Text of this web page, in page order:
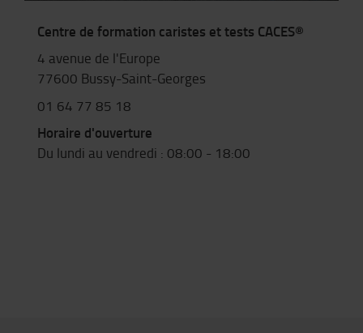
Centre de formation caristes et tests CACES®
4 avenue de l'Europe
77600 Bussy-Saint-Georges
01 64 77 85 18
Horaire d'ouverture
Du lundi au vendredi : 08:00 - 18:00